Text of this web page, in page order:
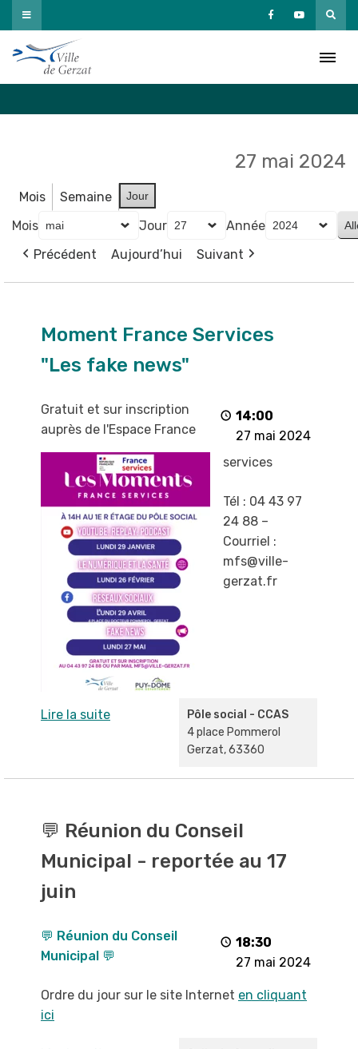
Passer
au
contenu
27 mai 2024
Mois Semaine Jour
Mois Jour
Année
Précédent
Aujourd’hui Suivant
France
Services
"Les
news"
Moment France Services
"Les fake news"
14:00
27 mai 2024
Gratuit et sur inscription
auprès de l'Espace France
services
Tél : 04 43 97
24 88 –
Courriel :
mfs@ville-
gerzat.fr
Pôle social - CCAS
4 place Pommerol
Gerzat,63360
Lire la suite
Réunion
Conseil
Municipal
💬 Réunion du Conseil
Municipal - reportée au 17
juin
18:30
27 mai 2024
💬 Réunion du Conseil
Municipal 💬
Ordre du jour sur le site Internet en cliquant
ici